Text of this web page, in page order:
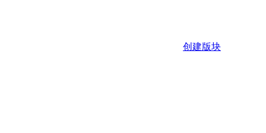
创建版块